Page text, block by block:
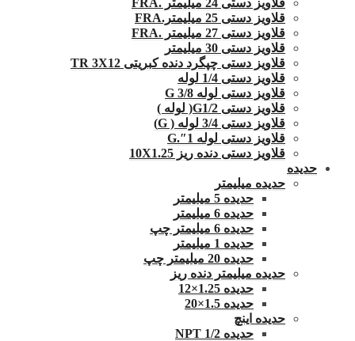
قلاویز دستی 25 میلیمتر.FRA
قلاویز دستی 27 میلیمتر .FRA
قلاویز دستی 30 میلیمتر
قلاویز دستی چپگرد دنده کبریتی TR 3X12
قلاویز دستی 1/4 لوله
قلاویز دستی لوله G 3/8
قلاویز دستی G1/2( لوله )
قلاویز دستی 3/4 لوله ( G)
قلاویز دستی لوله 1″.G
قلاویز دستی دنده ریز 10X1.25
حدیده
حدیده میلیمتر
حدیده 5 میلیمتر
حدیده 6 میلیمتر
حدیده 6 میلیمتر چپ
حدیده 1 میلیمتر
حدیده 20 میلیمتر چپ
حدیده میلیمتر دنده ریز
حدیده 1.25×12
حدیده 1.5×20
حدیده اینچ
حدیده 1/2 NPT